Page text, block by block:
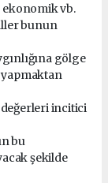
ekonomik vb.
bunun
gölge
değerleri incitici
bu
şekilde